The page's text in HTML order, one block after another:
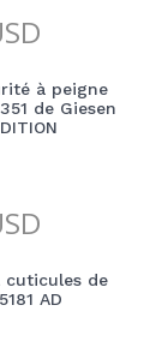
à peigne
de Giesen
cuticules de
AD